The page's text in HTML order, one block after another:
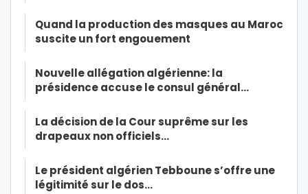
Quand la production des masques au Maroc
suscite un fort engouement
Nouvelle allégation algérienne: la
présidence accuse le consul général…
La décision de la Cour suprême sur les
drapeaux non officiels…
Le président algérien Tebboune s’offre une
légitimité sur le dos…